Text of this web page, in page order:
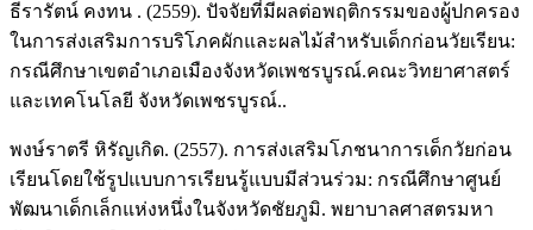
ธีรารัตน์ คงทน . (2559). ปัจจัยที่มีผลต่อพฤติกรรมของผู้ปกครอง
ในการส่งเสริมการบริโภคผักและผลไม้สำหรับเด็กก่อนวัยเรียน:
กรณีศึกษาเขตอำเภอเมืองจังหวัดเพชรบูรณ์.คณะวิทยาศาสตร์
และเทคโนโลยี จังหวัดเพชรบูรณ์..
พงษ์ราตรี หิรัญเกิด. (2557). การส่งเสริมโภชนาการเด็กวัยก่อน
เรียนโดยใช้รูปแบบการเรียนรู้แบบมีส่วนร่วม: กรณีศึกษาศูนย์
พัฒนาเด็กเล็กแห่งหนึ่งในจังหวัดชัยภูมิ. พยาบาลศาสตรมหา